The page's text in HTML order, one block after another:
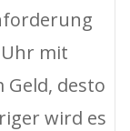
mit
Geld, desto
wird es